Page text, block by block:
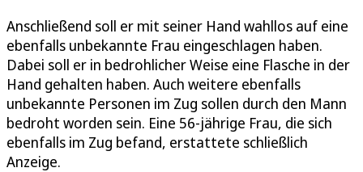
Anschließend soll er mit seiner Hand wahllos auf eine
ebenfalls unbekannte Frau eingeschlagen haben.
Dabei soll er in bedrohlicher Weise eine Flasche in der
Hand gehalten haben. Auch weitere ebenfalls
unbekannte Personen im Zug sollen durch den Mann
bedroht worden sein. Eine 56-jährige Frau, die sich
ebenfalls im Zug befand, erstattete schließlich
Anzeige.